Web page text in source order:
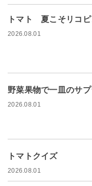
トマト 夏こそリコピ
2026.08.01
野菜果物で一皿のサ
2026.08.01
トマトクイズ
2026.08.01